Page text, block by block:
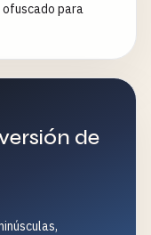
para
de